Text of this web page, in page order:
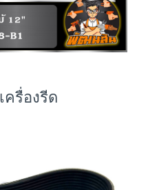
ครื่องรีด